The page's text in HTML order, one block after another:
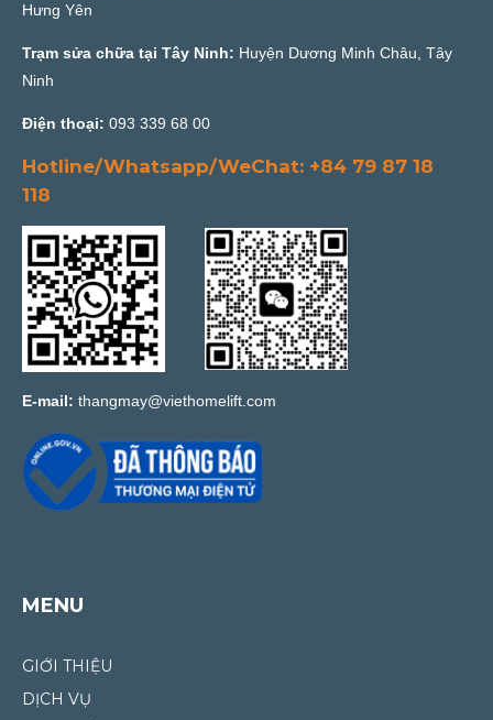
Hưng Yên
Trạm sửa chữa tại Tây Ninh: Huyện Dương Minh Châu, Tây
Ninh
Điện thoại: 093 339 68 00
Hotline/Whatsapp/WeChat: +84 79 87 18
118
E-mail: thangmay@viethomelift.com
MENU
GIỚI THIỆU
DỊCH VỤ